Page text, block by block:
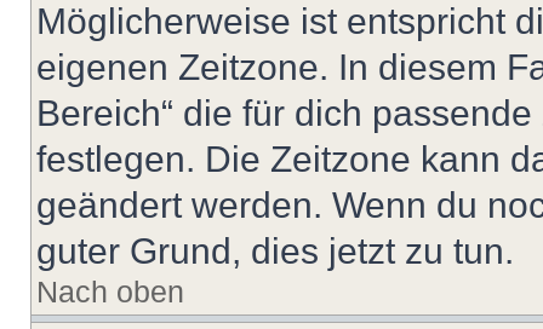
Möglicherweise ist entspricht
eigenen Zeitzone. In diesem
Bereich“ die für dich
festlegen. Die Zeitzone kann
geändert werden. Wenn du
guter Grund, dies jetzt zu tun.
Nach oben